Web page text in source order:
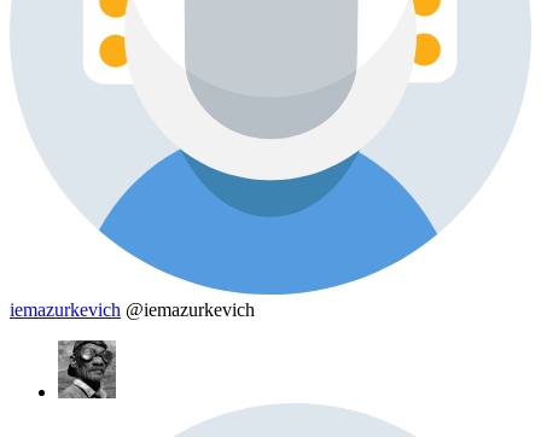
iemazurkevich @iemazurkevich